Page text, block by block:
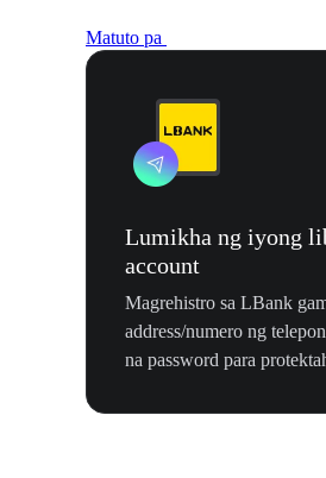
Matuto pa
Lumikha ng iyong
account
Magrehistro sa LBank
address/numero ng
na password para